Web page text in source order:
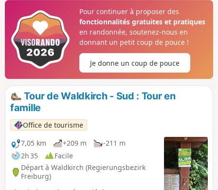
Pour continuer à proposer des
fonctionnalités gratuites et pratiques
en randonnée, soutenez-nous en
donnant un petit coup de pouce !
Je donne un coup de pouce
Tour de Waldkirch - Sud : Tour en
famille
Office de tourisme
7,05 km
+209 m
-211 m
2h 35
Facile
Départ à Waldkirch (Regierungsbezirk
Freiburg)